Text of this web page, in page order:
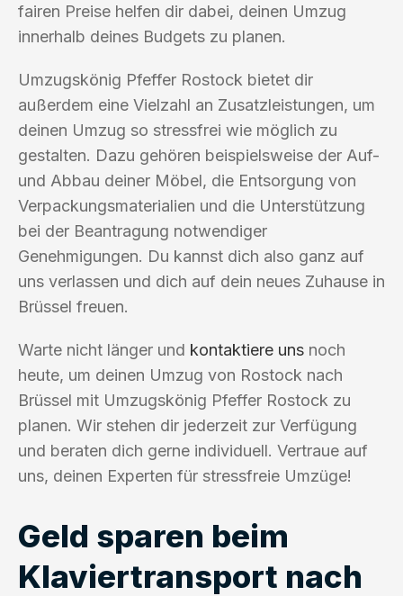
fairen Preise helfen dir dabei, deinen Umzug
innerhalb deines Budgets zu planen.
Umzugskönig Pfeffer Rostock bietet dir
außerdem eine Vielzahl an Zusatzleistungen, um
deinen Umzug so stressfrei wie möglich zu
gestalten. Dazu gehören beispielsweise der Auf-
und Abbau deiner Möbel, die Entsorgung von
Verpackungsmaterialien und die Unterstützung
bei der Beantragung notwendiger
Genehmigungen. Du kannst dich also ganz auf
uns verlassen und dich auf dein neues Zuhause in
Brüssel freuen.
Warte nicht länger und kontaktiere uns noch
heute, um deinen Umzug von Rostock nach
Brüssel mit Umzugskönig Pfeffer Rostock zu
planen. Wir stehen dir jederzeit zur Verfügung
und beraten dich gerne individuell. Vertraue auf
uns, deinen Experten für stressfreie Umzüge!
Geld sparen beim
Klaviertransport nach